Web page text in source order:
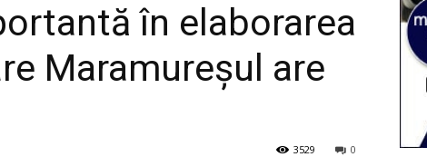
în elaborarea
Maramureșul are
0
3529